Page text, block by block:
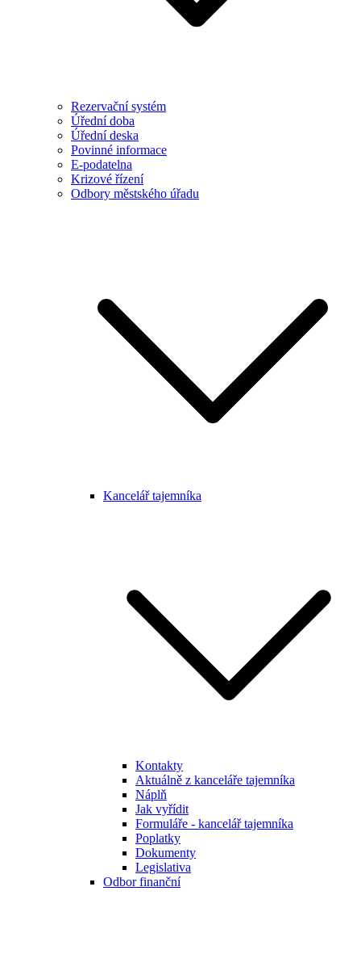
Rezervační systém
Úřední doba
Úřední deska
Povinné informace
E-podatelna
Krizové řízení
Odbory městského úřadu
Kancelář tajemníka
Kontakty
Aktuálně z kanceláře tajemníka
Náplň
Jak vyřídit
Formuláře - kancelář tajemníka
Poplatky
Dokumenty
Legislativa
Odbor finanční